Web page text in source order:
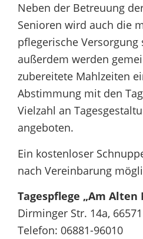
Neben der Betreuung
Senioren wird auch die
pflegerische Versorgung
außerdem werden
zubereitete Mahlzeiten
Abstimmung mit den
Vielzahl an
angeboten.
Ein kostenloser
nach Vereinbarung
Tagespflege „Am Alten
Dirminger Str. 14a,
Telefon: 06881-96010